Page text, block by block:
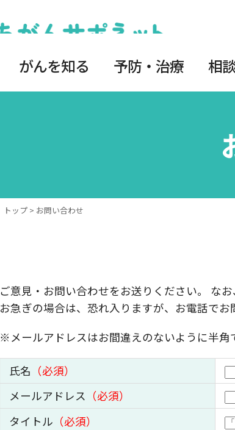
がんを知る 予防・治療 相
トップ> お問い合わせ
ご意見・お問い合わせをお送りください。 な
お急ぎの場合は、恐れ入りますが、お電話でお
※メールアドレスはお間違えのないように半角
氏名 （必須）
メールアドレス （必須）
タイトル （必須）